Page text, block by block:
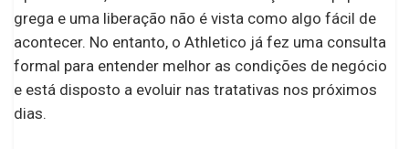
grega e uma liberação não é vista como algo fácil de
acontecer. No entanto, o Athletico já fez uma consulta
formal para entender melhor as condições de negócio
e está disposto a evoluir nas tratativas nos próximos
dias.